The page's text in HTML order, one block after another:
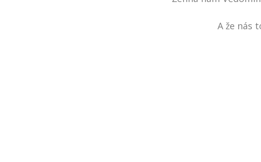
A že nás